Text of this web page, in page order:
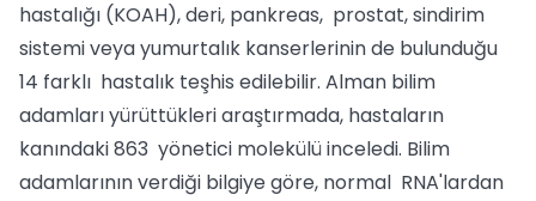
hastalığı (KOAH), deri, pankreas, prostat, sindirim
sistemi veya yumurtalık kanserlerinin de bulunduğu
14 farklı hastalık teşhis edilebilir. Alman bilim
adamları yürüttükleri araştırmada, hastaların
kanındaki 863 yönetici molekülü inceledi. Bilim
adamlarının verdiği bilgiye göre, normal RNA'lardan